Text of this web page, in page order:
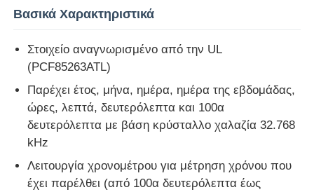
Έλεγχος Ποιότητας
Επικοινωνήστε μαζί μας
Ειδήσεις
Υποθέσεις
Φύλακας πύλης προγραμματισμού πεδίου FPGA
Βασικά Χαρακτηριστικά
Στοιχείο αναγνωρισμένο από την UL
(PCF85263ATL)
Παρέχει έτος, μήνα, ημέρα, ημέρα της εβδομάδας,
ώρες, λεπτά, δευτερόλεπτα και 100α
δευτερόλεπτα με βάση κρύσταλλο χαλαζία 32.768
kHz
Λειτουργία χρονομέτρου για μέτρηση χρόνου που
έχει παρέλθει (από 100α δευτερόλεπτα έως